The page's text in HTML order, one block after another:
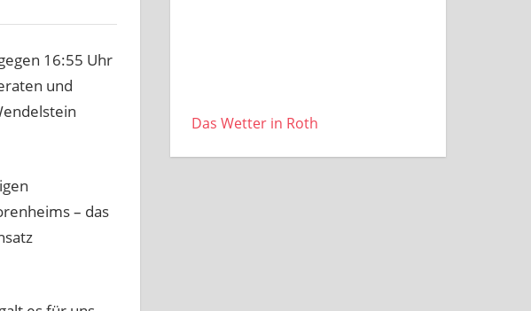
16:55 Uhr
und
– das
Das Wetter in Roth